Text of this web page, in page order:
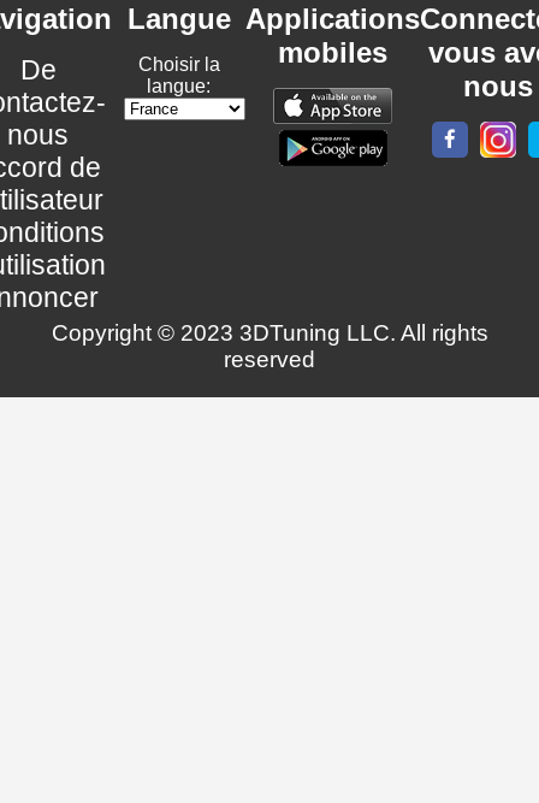
De
nous
de
Langue
Choisir la
langue:
Applications
mobiles
vous
nous
Copyright © 2023 3DTuning LLC. All rights
reserved